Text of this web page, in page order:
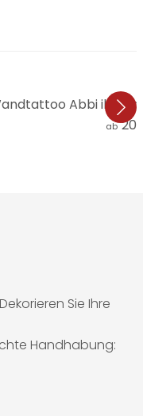
Abbi il
ab
Sie Ihre
Handhabung: